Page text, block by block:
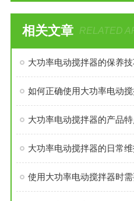
相关文章 RELATED
大功率电动搅拌器的保养技
如何正确使用大功率电动
大功率电动搅拌器的产品
大功率电动搅拌器的日常
使用大功率电动搅拌器时